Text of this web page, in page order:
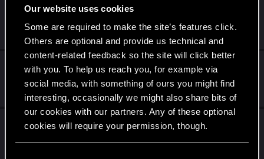
Our website uses cookies
Some are required to make the site’s features click.
Others are optional and provide us technical and
content-related feedback so the site will click better
with you. To help us reach you, for example via
social media, with something of ours you might find
interesting, occasionally we might also share bits of
our cookies with our partners. Any of these optional
cookies will require your permission, though.
2.3-Bugs melden ist frustrierend!
2 513
Aug 13, 2025
Lore Designer?
4 748
Aug 13, 2025
Kommt heute das Update 2.3?
Jun 30, 2025